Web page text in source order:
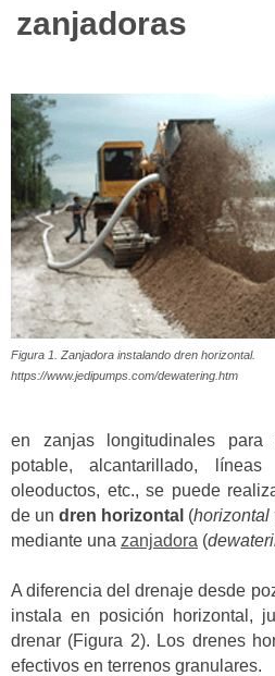
zanjadoras
Figura 1. Zanjadora instalando dren horizontal.
https://www.jedipumps.com/dewatering.htm
en zanjas longitudinales para
potable, alcantarillado, líneas
oleoductos, etc., se puede
de un dren horizontal (horizontal
mediante una zanjadora (
A diferencia del drenaje desde
instala en posición horizontal,
drenar (Figura 2). Los drenes
efectivos en terrenos granulares.